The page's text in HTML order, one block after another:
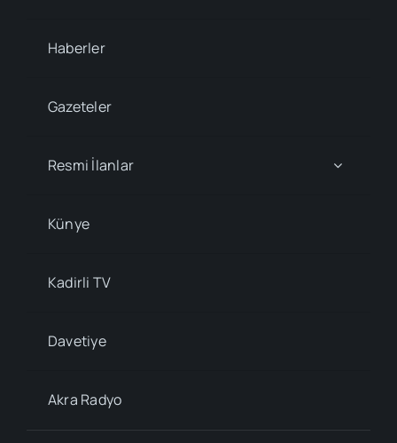
Haberler
Gazeteler
Resmi İlanlar
Künye
Kadirli TV
Davetiye
Akra Radyo